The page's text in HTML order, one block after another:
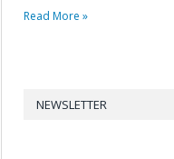
Read More »
NEWSLETTER